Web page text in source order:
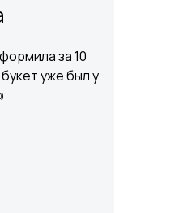
за 10
уже был у